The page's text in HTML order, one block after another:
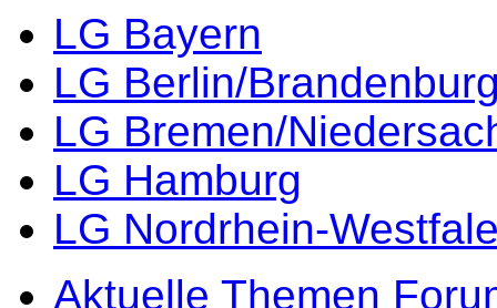
LG Bayern
LG Berlin/
LG Bremen/
LG Hamburg
LG Nordrhein-
Aktuelle Themen